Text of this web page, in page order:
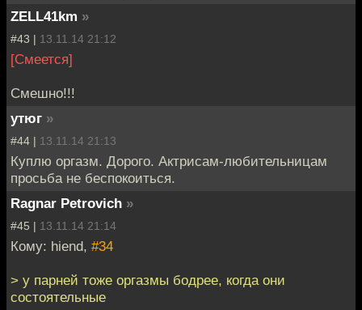
ZELL41km »
#43 | 13.11.14 21:12
[Смеется]
Смешно!!!
утюг »
#44 | 13.11.14 21:13
Куплю оргазм. Дорого. Актрисам-любительницам
просьба не беспокоиться.
Ragnar Petrovich »
#45 | 13.11.14 21:14
Кому: hiend, #34
> у парней тоже оргазмы бодрее, когда они
состоятельные